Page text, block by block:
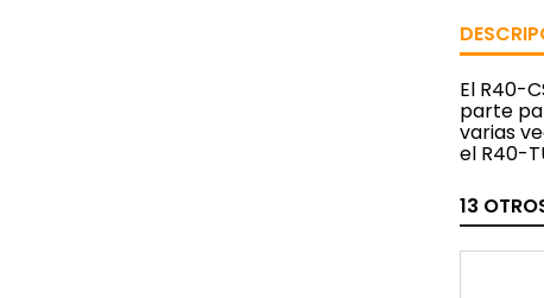
El R40-
parte
varias
el R40-
13